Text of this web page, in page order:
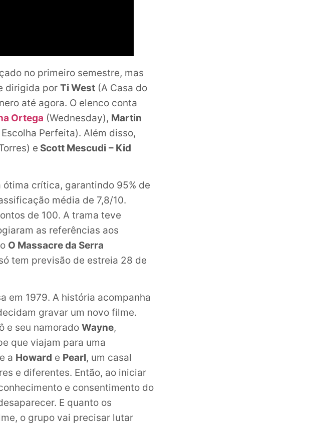
no primeiro semestre, mas
dirigida por Ti West (A Casa do
até agora. O elenco conta
Ortega (Wednesday), Martin
Escolha Perfeita). Além disso,
e Scott Mescudi – Kid
crítica, garantindo 95% de
média de 7,8/10.
de 100. A trama teve
as referências aos
O Massacre da Serra
tem previsão de estreia 28 de
em 1979. A história acompanha
gravar um novo filme.
e seu namorado Wayne,
que viajam para uma
a Howard e Pearl, um casal
e diferentes. Então, ao iniciar
e consentimento do
E quanto os
o grupo vai precisar lutar